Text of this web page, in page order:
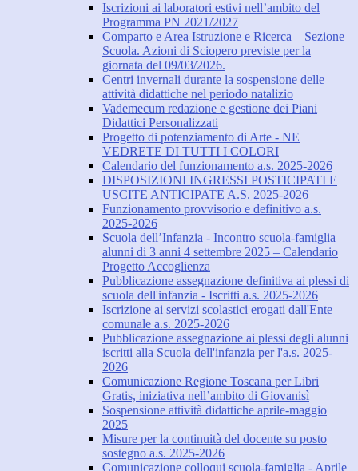
Iscrizioni ai laboratori estivi nell’ambito del
Programma PN 2021/2027
Comparto e Area Istruzione e Ricerca – Sezione
Scuola. Azioni di Sciopero previste per la
giornata del 09/03/2026.
Centri invernali durante la sospensione delle
attività didattiche nel periodo natalizio
Vademecum redazione e gestione dei Piani
Didattici Personalizzati
Progetto di potenziamento di Arte - NE
VEDRETE DI TUTTI I COLORI
Calendario del funzionamento a.s. 2025-2026
DISPOSIZIONI INGRESSI POSTICIPATI E
USCITE ANTICIPATE A.S. 2025-2026
Funzionamento provvisorio e definitivo a.s.
2025-2026
Scuola dell’Infanzia - Incontro scuola-famiglia
alunni di 3 anni 4 settembre 2025 – Calendario
Progetto Accoglienza
Pubblicazione assegnazione definitiva ai plessi di
scuola dell'infanzia - Iscritti a.s. 2025-2026
Iscrizione ai servizi scolastici erogati dall'Ente
comunale a.s. 2025-2026
Pubblicazione assegnazione ai plessi degli alunni
iscritti alla Scuola dell'infanzia per l'a.s. 2025-
2026
Comunicazione Regione Toscana per Libri
Gratis, iniziativa nell’ambito di Giovanisì
Sospensione attività didattiche aprile-maggio
2025
Misure per la continuità del docente su posto
sostegno a.s. 2025-2026
Comunicazione colloqui scuola-famiglia - Aprile